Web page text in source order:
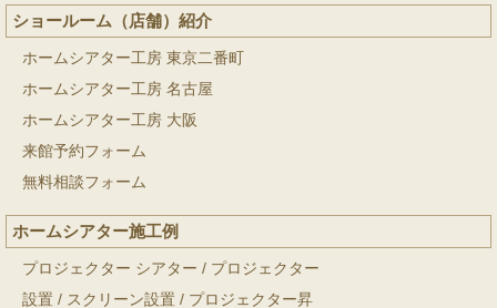
ショールーム（店舗）紹介
ホームシアター工房 東京二番町
ホームシアター工房 名古屋
ホームシアター工房 大阪
来館予約フォーム
無料相談フォーム
ホームシアター施工例
プロジェクター シアター / プロジェクター
設置 / スクリーン設置 / プロジェクター昇